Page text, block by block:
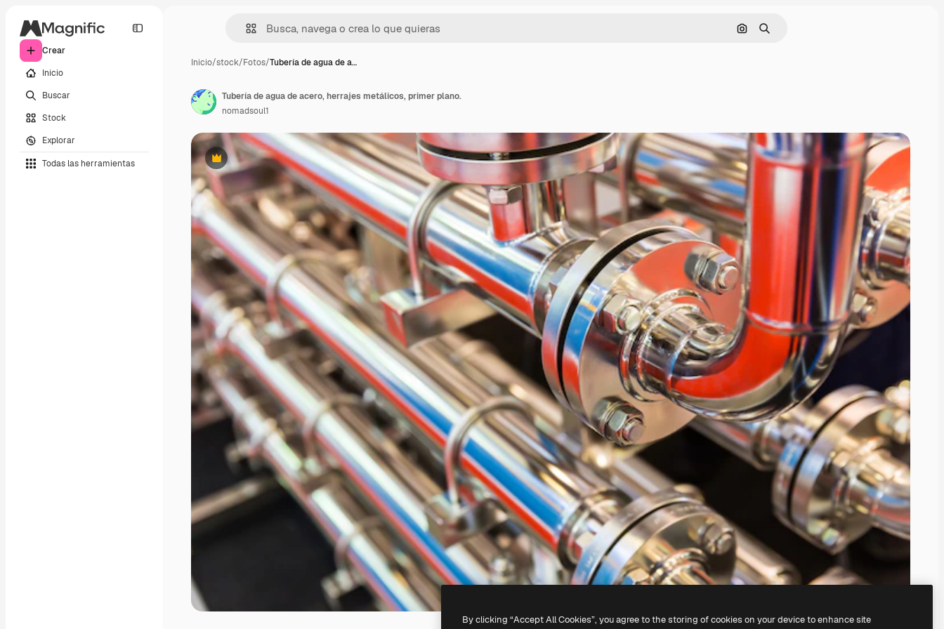
Crear
Inicio
Buscar
Stock
Explorar
Todas las herramientas
Buscar por imagen
Buscar
Inicio/stock/Fotos/Tubería de agua de a…
Premium
Tubería de agua de acero, herrajes metálicos, primer plano.
nomadsoul1
By clicking “Accept All Cookies”, you agree to the storing of cookies on your device to enhance site